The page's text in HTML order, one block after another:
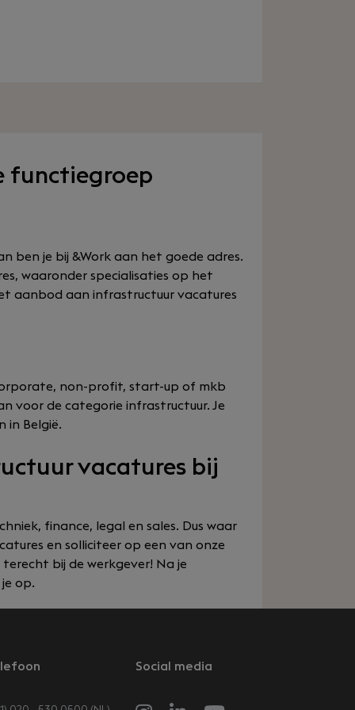
functiegroep
ben je bij &Work aan het goede adres.
waaronder specialisaties op het
aanbod aan infrastructuur vacatures
non-profit, start-up of mkb
voor de categorie infrastructuur. Je
in België.
vacatures bij
finance, legal en sales. Dus waar
en solliciteer op een van onze
bij de werkgever! Na je
op.
Social media